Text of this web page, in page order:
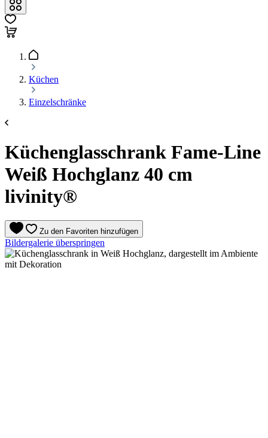
Küchen
Einzelschränke
Küchenglasschrank Fame-Line
Weiß Hochglanz 40 cm
livinity®
Zu den Favoriten hinzufügen
Bildergalerie überspringen